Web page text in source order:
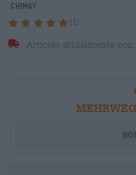
Chimay
(1)
Articolo attualmente
MEHRWEG